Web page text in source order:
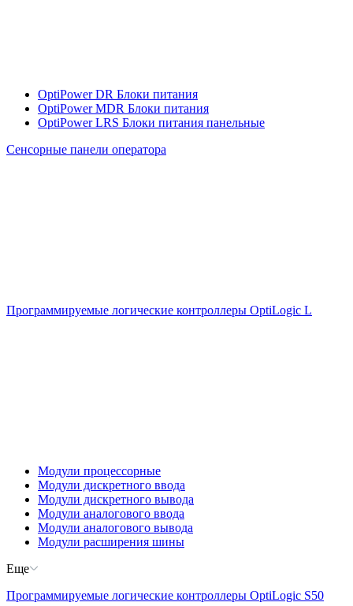
OptiPower DR Блоки питания
OptiPower MDR Блоки питания
OptiPower LRS Блоки питания панельные
Сенсорные панели оператора
Программируемые логические контроллеры OptiLogic L
Модули процессорные
Модули дискретного ввода
Модули дискретного вывода
Модули аналогового ввода
Модули аналогового вывода
Модули расширения шины
Еще
Программируемые логические контроллеры OptiLogic S50